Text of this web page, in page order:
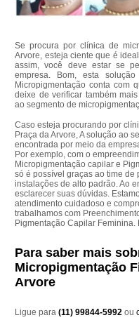
Se procura por clínica de
Arvore, esteja ciente que é
assim, você deve estar se
empresa. Bom, esta
Micropigmentação conta com
deixe de verificar também
ao segmento de
Caso esteja procurando por
Praça da Arvore, A solução ao
encontrada por meio da
Por exemplo, com o
Micropigmentação capilar e
só é possível graças ao time
instalações de alto padrão. Ao
esclarecer suas dúvidas.
atendimento cuidadoso e
trabalhamos com
Pigmentação Capilar Feminina.
Para saber mais
Micropigmentação
Arvore
Ligue para(11) 99844-5992ou